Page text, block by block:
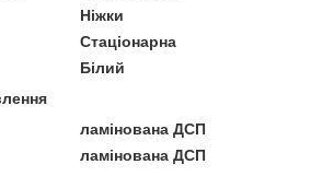
Ніжки
Стаціонарна
Білий
ламінована ДСП
ламінована ДСП